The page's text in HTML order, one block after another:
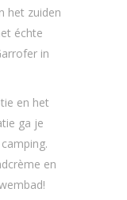
het zuiden
échte
in
en het
ga je
en